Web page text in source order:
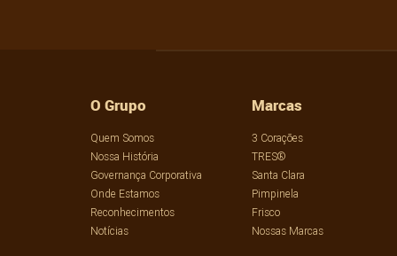
O Grupo
Quem Somos
Nossa História
Governança Corporativa
Onde Estamos
Reconhecimentos
Notícias
Marcas
3 Corações
TRES®
Santa Clara
Pimpinela
Frisco
Nossas Marcas